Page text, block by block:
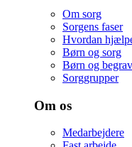
Om sorg
Sorgens faser
Hvordan
Børn og sorg
Børn og
Sorggrupper
Om os
Medarbejdere